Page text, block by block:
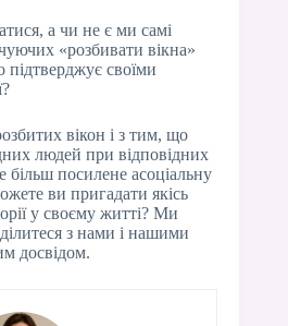
а чи не є ми самі
«розбивати вікна»
своїми
вікон і з тим, що
людей при відповідних
посилене асоціальну
ви пригадати якісь
у своєму житті? Ми
з нами і нашими
досвідом.